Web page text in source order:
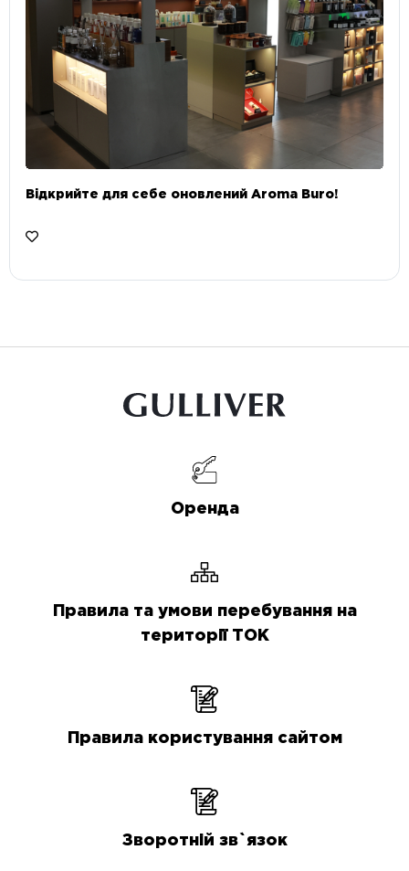
Відкрийте для себе оновлений Aroma Buro! ⠀
Оренда
Правила та умови перебування на
території ТОК
Правила користування сайтом
Зворотній зв`язок